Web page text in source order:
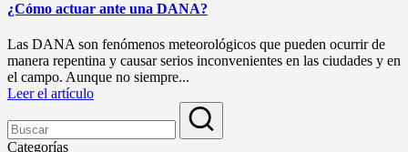
¿Cómo actuar ante una DANA?
Las DANA son fenómenos meteorológicos que pueden ocurrir de
manera repentina y causar serios inconvenientes en las ciudades y en
el campo. Aunque no siempre...
Leer el artículo
Categorías